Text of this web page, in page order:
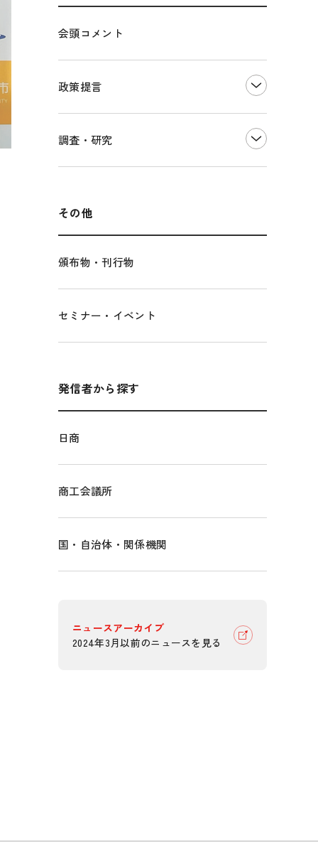
各種制度・助成金
パートナーシップ構築宣言
海外展開イニシアティブ
輸出管理体制構築支援
会頭コメント
政策提言
国土強靭化・社会基盤整備・震災復興
調査・研究
その他
頒布物・刊行物
セミナー・イベント
発信者から探す
日商
商工会議所
国・自治体・関係機関
ニュースアーカイブ
2024年3月以前のニュースを見る